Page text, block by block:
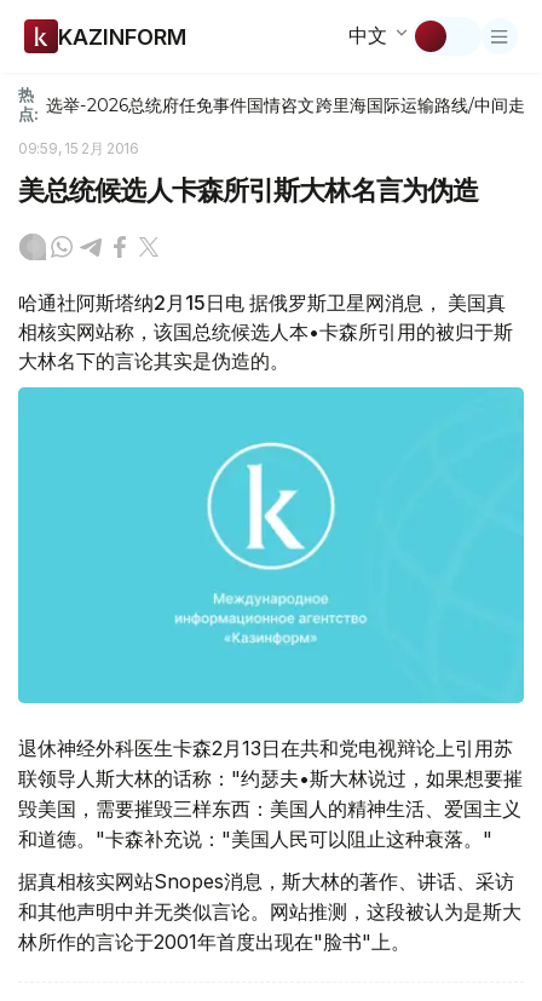
KAZINFORM 中文
热
点: 选举-2026总统府任免事件国情咨文跨里海国际运输路线/中间走廊
09:59, 15 2月 2016
美总统候选人卡森所引斯大林名言为伪造
哈通社阿斯塔纳2月15日电 据俄罗斯卫星网消息， 美国真
相核实网站称，该国总统候选人本•卡森所引用的被归于斯
大林名下的言论其实是伪造的。
退休神经外科医生卡森2月13日在共和党电视辩论上引用苏
联领导人斯大林的话称："约瑟夫•斯大林说过，如果想要摧
毁美国，需要摧毁三样东西：美国人的精神生活、爱国主义
和道德。"卡森补充说："美国人民可以阻止这种衰落。"
据真相核实网站Snopes消息，斯大林的著作、讲话、采访
和其他声明中并无类似言论。网站推测，这段被认为是斯大
林所作的言论于2001年首度出现在"脸书"上。